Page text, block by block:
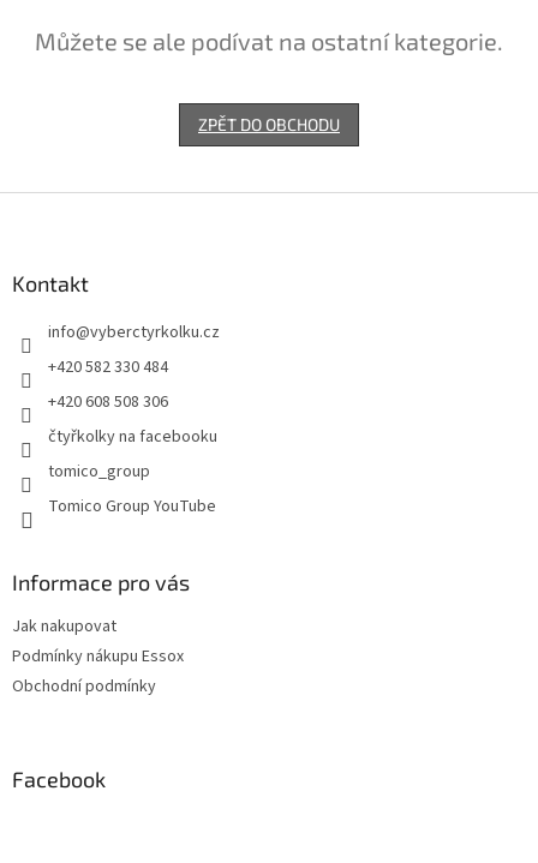
Můžete se ale podívat na ostatní kategorie.
ZPĚT DO OBCHODU
Kontakt
info@vyberctyrkolku.cz
+420 582 330 484
+420 608 508 306
čtyřkolky na facebooku
tomico_group
Tomico Group YouTube
Informace pro vás
Jak nakupovat
Podmínky nákupu Essox
Obchodní podmínky
Facebook